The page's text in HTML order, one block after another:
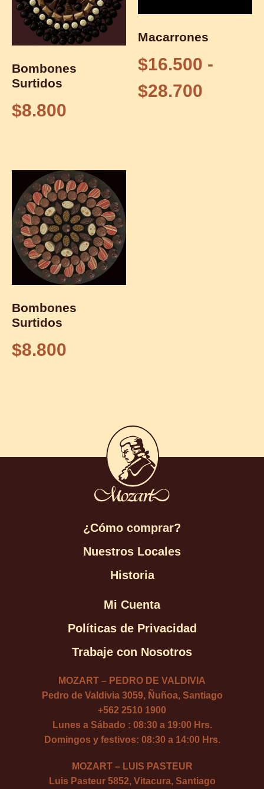
Bombones
Surtidos
$8.800
Macarrones
$16.500 -
$28.700
Bombones
Surtidos
$8.800
¿Cómo comprar?
Nuestros Locales
Historia
Mi Cuenta
Políticas de Privacidad
Trabaje con Nosotros
MOZART – PEDRO DE VALDIVIA
Pedro de Valdivia 3059, Ñuñoa, Santiago
+562 2510 1900
Lunes a Sábado : 08:30 a 19:00 Hrs.
Domingos y festivos: 08:30 a 14:00 Hrs.
MOZART – LUIS PASTEUR
Luis Pasteur 5852, Vitacura, Santiago